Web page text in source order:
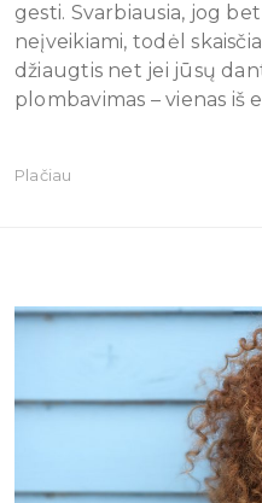
gesti. Svarbiausia, jog
neįveikiami, todėl
džiaugtis net jei jūsų
plombavimas – vienas iš
Plačiau